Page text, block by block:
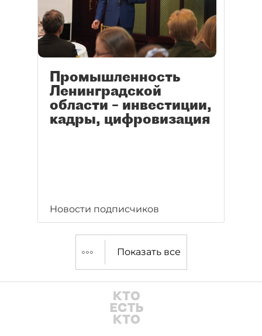
Промышленность
Ленинградской
области – инвестиции,
кадры, цифровизация
Новости подписчиков
Показать все